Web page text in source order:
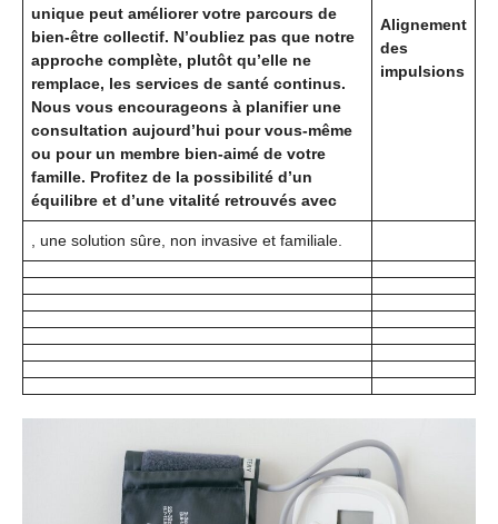
unique peut améliorer votre parcours de
bien-être collectif. N’oubliez pas que notre
approche complète, plutôt qu’elle ne
remplace, les services de santé continus.
Nous vous encourageons à planifier une
consultation aujourd’hui pour vous-même
ou pour un membre bien-aimé de votre
famille. Profitez de la possibilité d’un
équilibre et d’une vitalité retrouvés avec
Alignement
des
impulsions
, une solution sûre, non invasive et familiale.